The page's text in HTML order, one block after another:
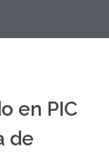
en PIC
de